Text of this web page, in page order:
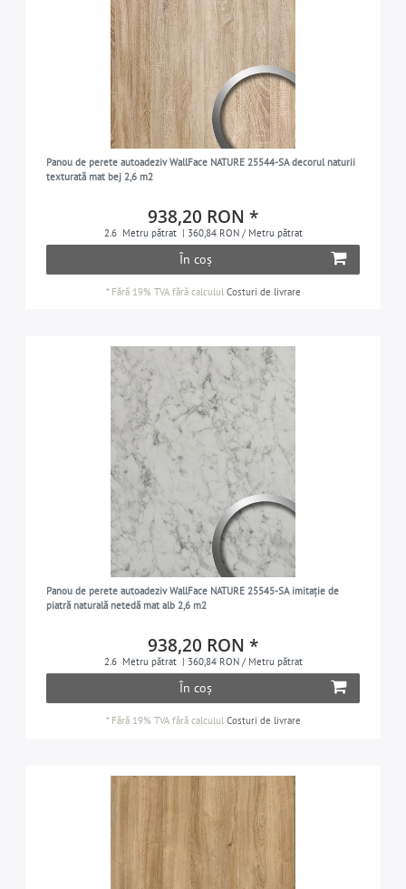
Panou de perete autoadeziv WallFace NATURE 25544-SA decorul naturii
texturată mat bej 2,6 m2
938,20 RON *
2.6 Metru pătrat | 360,84 RON / Metru pătrat
În coș
* Fără 19% TVAfără calculul Costuri de livrare
Panou de perete autoadeziv WallFace NATURE 25545-SA imitație de
piatră naturală netedă mat alb 2,6 m2
938,20 RON *
2.6 Metru pătrat | 360,84 RON / Metru pătrat
În coș
* Fără 19% TVAfără calculul Costuri de livrare